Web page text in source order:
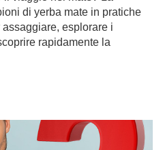
di yerba mate in pratiche
esplorare i
rapidamente la